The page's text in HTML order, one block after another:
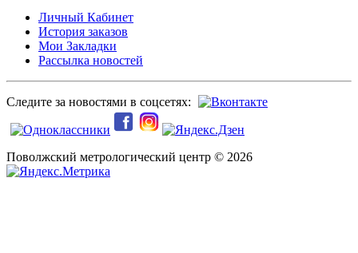
Личный Кабинет
История заказов
Мои Закладки
Рассылка новостей
Следите за новостями в соцсетях:
Поволжский метрологический центр © 2026